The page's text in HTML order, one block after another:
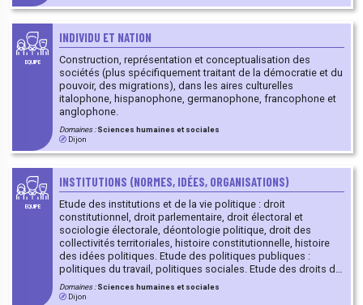
EQUIPE
INDIVIDU ET NATION
Construction, représentation et conceptualisation des
sociétés (plus spécifiquement traitant de la démocratie et du
pouvoir, des migrations), dans les aires culturelles
italophone, hispanophone, germanophone, francophone et
anglophone.
Domaines :Sciences humaines et sociales
Dijon
EQUIPE
INSTITUTIONS (NORMES, IDÉES, ORGANISATIONS)
Etude des institutions et de la vie politique : droit
constitutionnel, droit parlementaire, droit électoral et
sociologie électorale, déontologie politique, droit des
collectivités territoriales, histoire constitutionnelle, histoire
des idées politiques. Etude des politiques publiques :
politiques du travail, politiques sociales. Etude des droits de
l’homme et des libertés fondamentales : laïcité, liberté
d’expression, liberté de la presse, égalité/ non
Domaines :Sciences humaines et sociales
Dijon